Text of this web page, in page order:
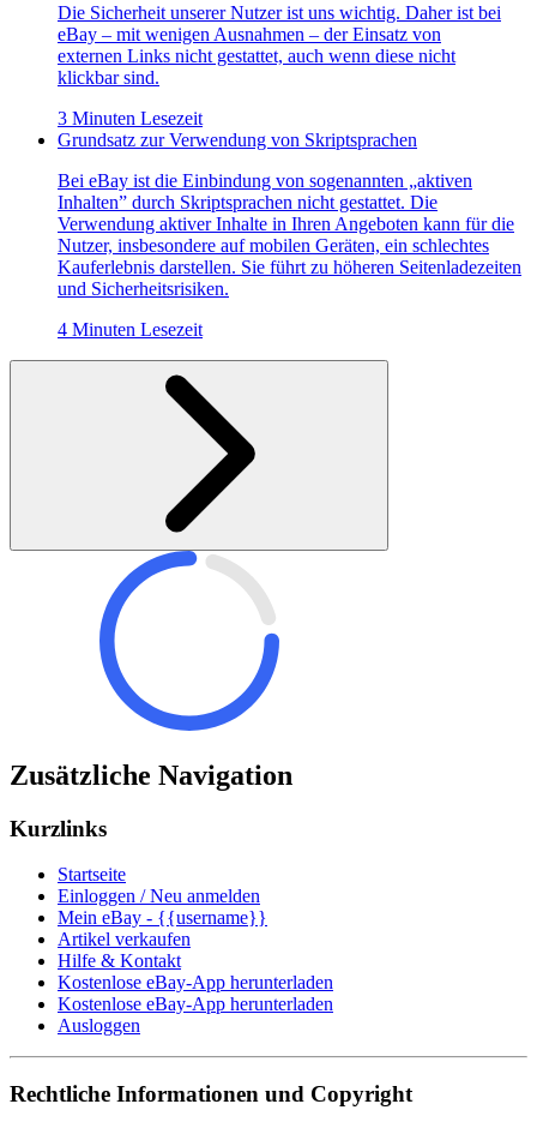
Die Sicherheit unserer Nutzer ist uns wichtig. Daher ist bei
eBay – mit wenigen Ausnahmen – der Einsatz von
externen Links nicht gestattet, auch wenn diese nicht
klickbar sind.
3 Minuten Lesezeit
Grundsatz zur Verwendung von Skriptsprachen
Bei eBay ist die Einbindung von sogenannten „aktiven
Inhalten” durch Skriptsprachen nicht gestattet. Die
Verwendung aktiver Inhalte in Ihren Angeboten kann für die
Nutzer, insbesondere auf mobilen Geräten, ein schlechtes
Kauferlebnis darstellen. Sie führt zu höheren Seitenladezeiten
und Sicherheitsrisiken.
4 Minuten Lesezeit
Zusätzliche Navigation
Kurzlinks
Startseite
Einloggen / Neu anmelden
Mein eBay - {{username}}
Artikel verkaufen
Hilfe & Kontakt
Kostenlose eBay-App herunterladen
Kostenlose eBay-App herunterladen
Ausloggen
Rechtliche Informationen und Copyright